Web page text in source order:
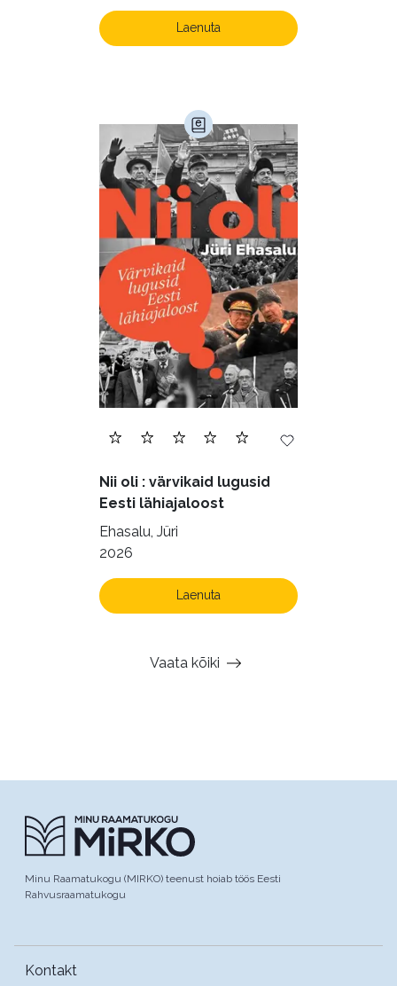
Laenuta
Nii oli : värvikaid lugusid
Eesti lähiajaloost
Ehasalu, Jüri
2026
Laenuta
Vaata kõiki
Minu Raamatukogu (MIRKO) teenust hoiab töös Eesti
Rahvusraamatukogu
Kontakt